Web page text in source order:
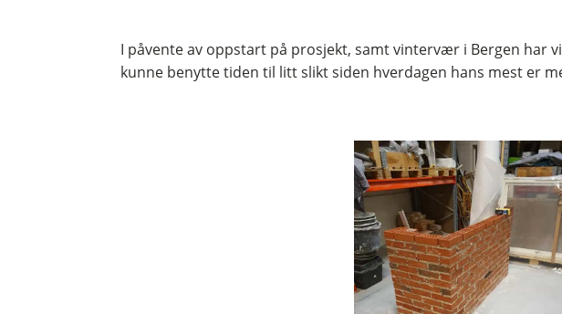
I påvente av oppstart på prosjekt, samt vintervær i Bergen har
kunne benytte tiden til litt slikt siden hverdagen hans mest er